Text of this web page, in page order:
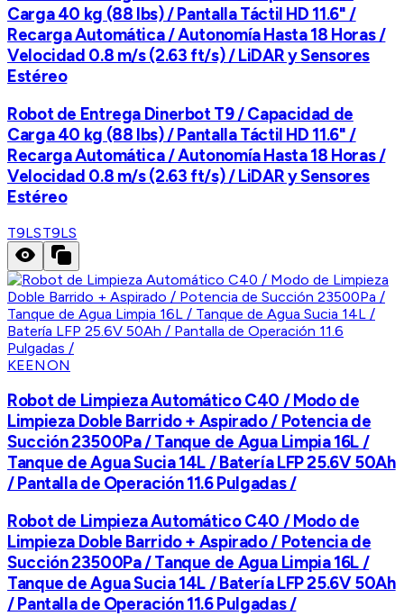
Carga 40 kg (88 lbs) / Pantalla Táctil HD 11.6" /
Recarga Automática / Autonomía Hasta 18 Horas /
Velocidad 0.8 m/s (2.63 ft/s) / LiDAR y Sensores
Estéreo
Robot de Entrega Dinerbot T9 / Capacidad de
Carga 40 kg (88 lbs) / Pantalla Táctil HD 11.6" /
Recarga Automática / Autonomía Hasta 18 Horas /
Velocidad 0.8 m/s (2.63 ft/s) / LiDAR y Sensores
Estéreo
T9LST9LS
KEENON
Robot de Limpieza Automático C40 / Modo de
Limpieza Doble Barrido + Aspirado / Potencia de
Succión 23500Pa / Tanque de Agua Limpia 16L /
Tanque de Agua Sucia 14L / Batería LFP 25.6V 50Ah
/ Pantalla de Operación 11.6 Pulgadas /
Robot de Limpieza Automático C40 / Modo de
Limpieza Doble Barrido + Aspirado / Potencia de
Succión 23500Pa / Tanque de Agua Limpia 16L /
Tanque de Agua Sucia 14L / Batería LFP 25.6V 50Ah
/ Pantalla de Operación 11.6 Pulgadas /